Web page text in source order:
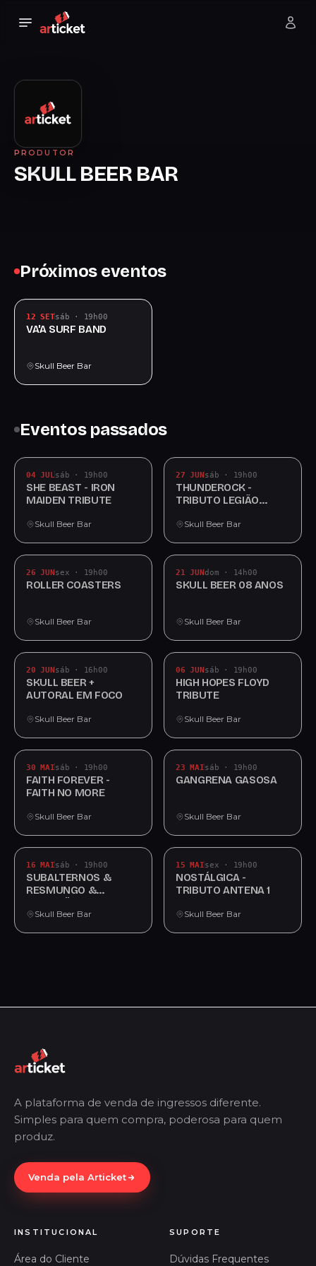
PRODUTOR
SKULL BEER BAR
Próximos eventos
12 SETsáb · 19h00
VA'A SURF BAND
Skull Beer Bar
Eventos passados
04 JULsáb · 19h00
SHE BEAST - IRON
MAIDEN TRIBUTE
Skull Beer Bar
27 JUNsáb · 19h00
THUNDEROCK -
TRIBUTO LEGIÃO
Skull Beer Bar
26 JUNsex · 19h00
ROLLER COASTERS
Skull Beer Bar
21 JUNdom · 14h00
SKULL BEER 08 ANOS
Skull Beer Bar
20 JUNsáb · 16h00
SKULL BEER +
AUTORAL EM FOCO
Skull Beer Bar
06 JUNsáb · 19h00
HIGH HOPES FLOYD
TRIBUTE
Skull Beer Bar
30 MAIsáb · 19h00
FAITH FOREVER -
FAITH NO MORE
Skull Beer Bar
23 MAIsáb · 19h00
GANGRENA GASOSA
Skull Beer Bar
16 MAIsáb · 19h00
SUBALTERNOS &
RESMUNGO &
Skull Beer Bar
15 MAIsex · 19h00
NOSTÁLGICA -
TRIBUTO ANTENA 1
Skull Beer Bar
A plataforma de venda de ingressos diferente.
Simples para quem compra, poderosa para quem
produz.
Venda pela Articket
INSTITUCIONAL
Área do Cliente
SUPORTE
Dúvidas Frequentes